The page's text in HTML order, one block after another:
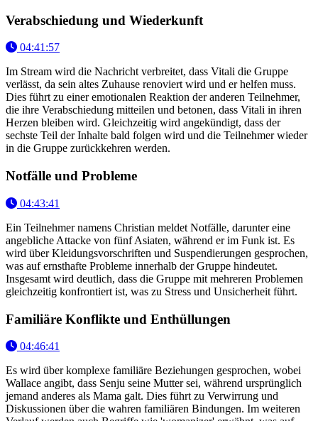
Verabschiedung und Wiederkunft
04:41:57
Im Stream wird die Nachricht verbreitet, dass Vitali die Gruppe
verlässt, da sein altes Zuhause renoviert wird und er helfen muss.
Dies führt zu einer emotionalen Reaktion der anderen Teilnehmer,
die ihre Verabschiedung mitteilen und betonen, dass Vitali in ihren
Herzen bleiben wird. Gleichzeitig wird angekündigt, dass der
sechste Teil der Inhalte bald folgen wird und die Teilnehmer wieder
in die Gruppe zurückkehren werden.
Notfälle und Probleme
04:43:41
Ein Teilnehmer namens Christian meldet Notfälle, darunter eine
angebliche Attacke von fünf Asiaten, während er im Funk ist. Es
wird über Kleidungsvorschriften und Suspendierungen gesprochen,
was auf ernsthafte Probleme innerhalb der Gruppe hindeutet.
Insgesamt wird deutlich, dass die Gruppe mit mehreren Problemen
gleichzeitig konfrontiert ist, was zu Stress und Unsicherheit führt.
Familiäre Konflikte und Enthüllungen
04:46:41
Es wird über komplexe familiäre Beziehungen gesprochen, wobei
Wallace angibt, dass Senju seine Mutter sei, während ursprünglich
jemand anderes als Mama galt. Dies führt zu Verwirrung und
Diskussionen über die wahren familiären Bindungen. Im weiteren